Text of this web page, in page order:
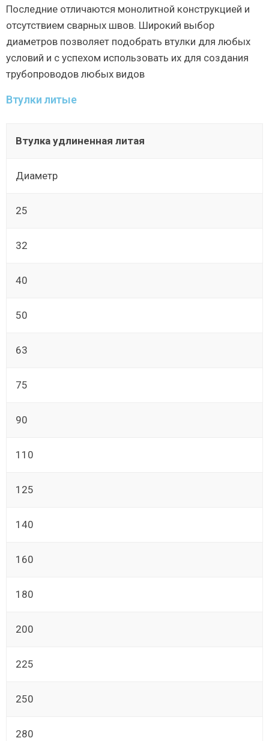
Последние отличаются монолитной конструкцией и
отсутствием сварных швов. Широкий выбор
диаметров позволяет подобрать втулки для любых
условий и с успехом использовать их для создания
трубопроводов любых видов
Втулки литые
Втулка удлиненная литая
Диаметр
25
32
40
50
63
75
90
110
125
140
160
180
200
225
250
280